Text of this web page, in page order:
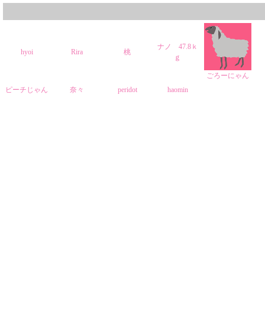
hyoi Rira 桃
ナノ 47.8ｋ
ｇ
ごろーにゃん
ピーチじゃん
奈々 peridot haomin